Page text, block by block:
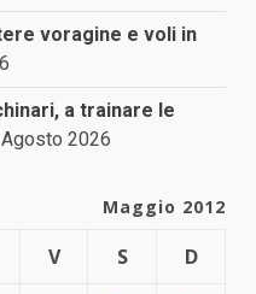
voragine e voli in
a trainare le
2026
Maggio 2012
V S
D